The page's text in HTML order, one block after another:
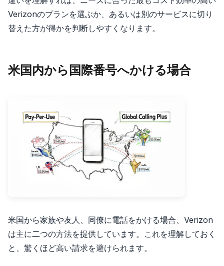
Verizonのプランを選ぶか、あるいは別のサービスに切り
替えた方が得かを判断しやすくなります。
米国内から国際番号へかける場合
米国から家族や友人、同僚に電話をかける場合、Verizon
は主に二つの方法を提供しています。これを理解しておく
と、驚くほど高い請求を避けられます。